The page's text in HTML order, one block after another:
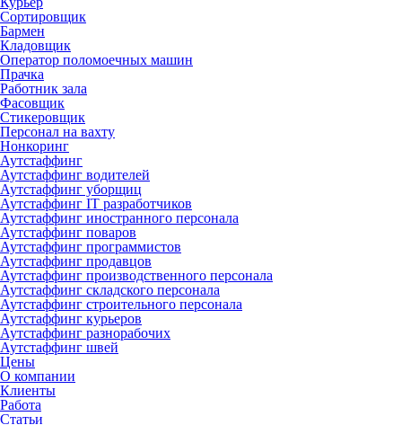
Сортировщик
Бармен
Кладовщик
Оператор поломоечных машин
Прачка
Работник зала
Фасовщик
Стикеровщик
Персонал на вахту
Нонкоринг
Аутстаффинг
Аутстаффинг водителей
Аутстаффинг уборщиц
Аутстаффинг IT разработчиков
Аутстаффинг иностранного персонала
Аутстаффинг поваров
Аутстаффинг программистов
Аутстаффинг продавцов
Аутстаффинг производственного персонала
Аутстаффинг складского персонала
Аутстаффинг строительного персонала
Аутстаффинг курьеров
Аутстаффинг разнорабочих
Аутстаффинг швей
Цены
О компании
Клиенты
Работа
Статьи